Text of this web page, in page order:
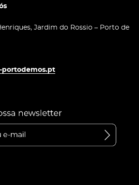
Jardim do Rossio – Porto de
portodemos.pt